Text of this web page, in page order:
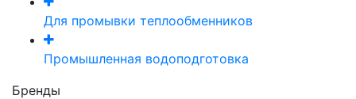
Для промывки теплообменников
Промышленная водоподготовка
Бренды